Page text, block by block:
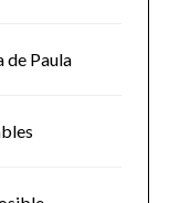
de Paula